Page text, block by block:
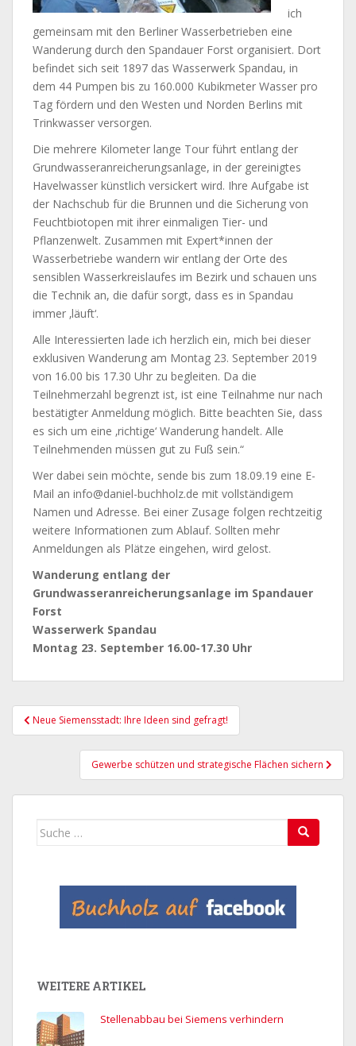
ich
gemeinsam mit den Berliner Wasserbetrieben eine
Wanderung durch den Spandauer Forst organisiert. Dort
befindet sich seit 1897 das Wasserwerk Spandau, in
dem 44 Pumpen bis zu 160.000 Kubikmeter Wasser pro
Tag fördern und den Westen und Norden Berlins mit
Trinkwasser versorgen.
Die mehrere Kilometer lange Tour führt entlang der
Grundwasseranreicherungsanlage, in der gereinigtes
Havelwasser künstlich versickert wird. Ihre Aufgabe ist
der Nachschub für die Brunnen und die Sicherung von
Feuchtbiotopen mit ihrer einmaligen Tier- und
Pflanzenwelt. Zusammen mit Expert*innen der
Wasserbetriebe wandern wir entlang der Orte des
sensiblen Wasserkreislaufes im Bezirk und schauen uns
die Technik an, die dafür sorgt, dass es in Spandau
immer ‚läuft‘.
Alle Interessierten lade ich herzlich ein, mich bei dieser
exklusiven Wanderung am Montag 23. September 2019
von 16.00 bis 17.30 Uhr zu begleiten. Da die
Teilnehmerzahl begrenzt ist, ist eine Teilnahme nur nach
bestätigter Anmeldung möglich. Bitte beachten Sie, dass
es sich um eine ‚richtige‘ Wanderung handelt. Alle
Teilnehmenden müssen gut zu Fuß sein.“
Wer dabei sein möchte, sende bis zum 18.09.19 eine E-
Mail an info@daniel-buchholz.de mit vollständigem
Namen und Adresse. Bei einer Zusage folgen rechtzeitig
weitere Informationen zum Ablauf. Sollten mehr
Anmeldungen als Plätze eingehen, wird gelost.
Wanderung entlang der
Grundwasseranreicherungsanlage im Spandauer
Forst
Wasserwerk Spandau
Montag 23. September 16.00-17.30 Uhr
Beitragsnavigation
Neue Siemensstadt: Ihre Ideen sind gefragt!
Gewerbe schützen und strategische Flächen sichern
Suche
WEITERE ARTIKEL
Stellenabbau bei Siemens verhindern